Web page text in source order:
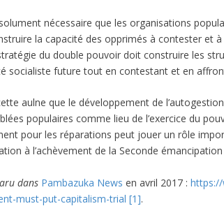
nécessaire que les organisations
la capacité des opprimés à contester et
du double pouvoir doit construire les
socialiste future tout en contestant et en
aulne que le développement de
populaires comme lieu de l’exercice du
pour les réparations peut jouer un rôle
à l’achèvement de la Seconde
dans Pambazuka News en avril 2017 :
must-put-capitalism-trial [1].